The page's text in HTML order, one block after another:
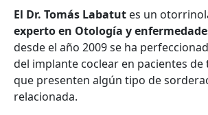
El Dr. Tomás Labatut es un
experto en Otología y
desde el año 2009 se ha
del implante coclear en pacientes de
que presenten algún tipo de
relacionada.